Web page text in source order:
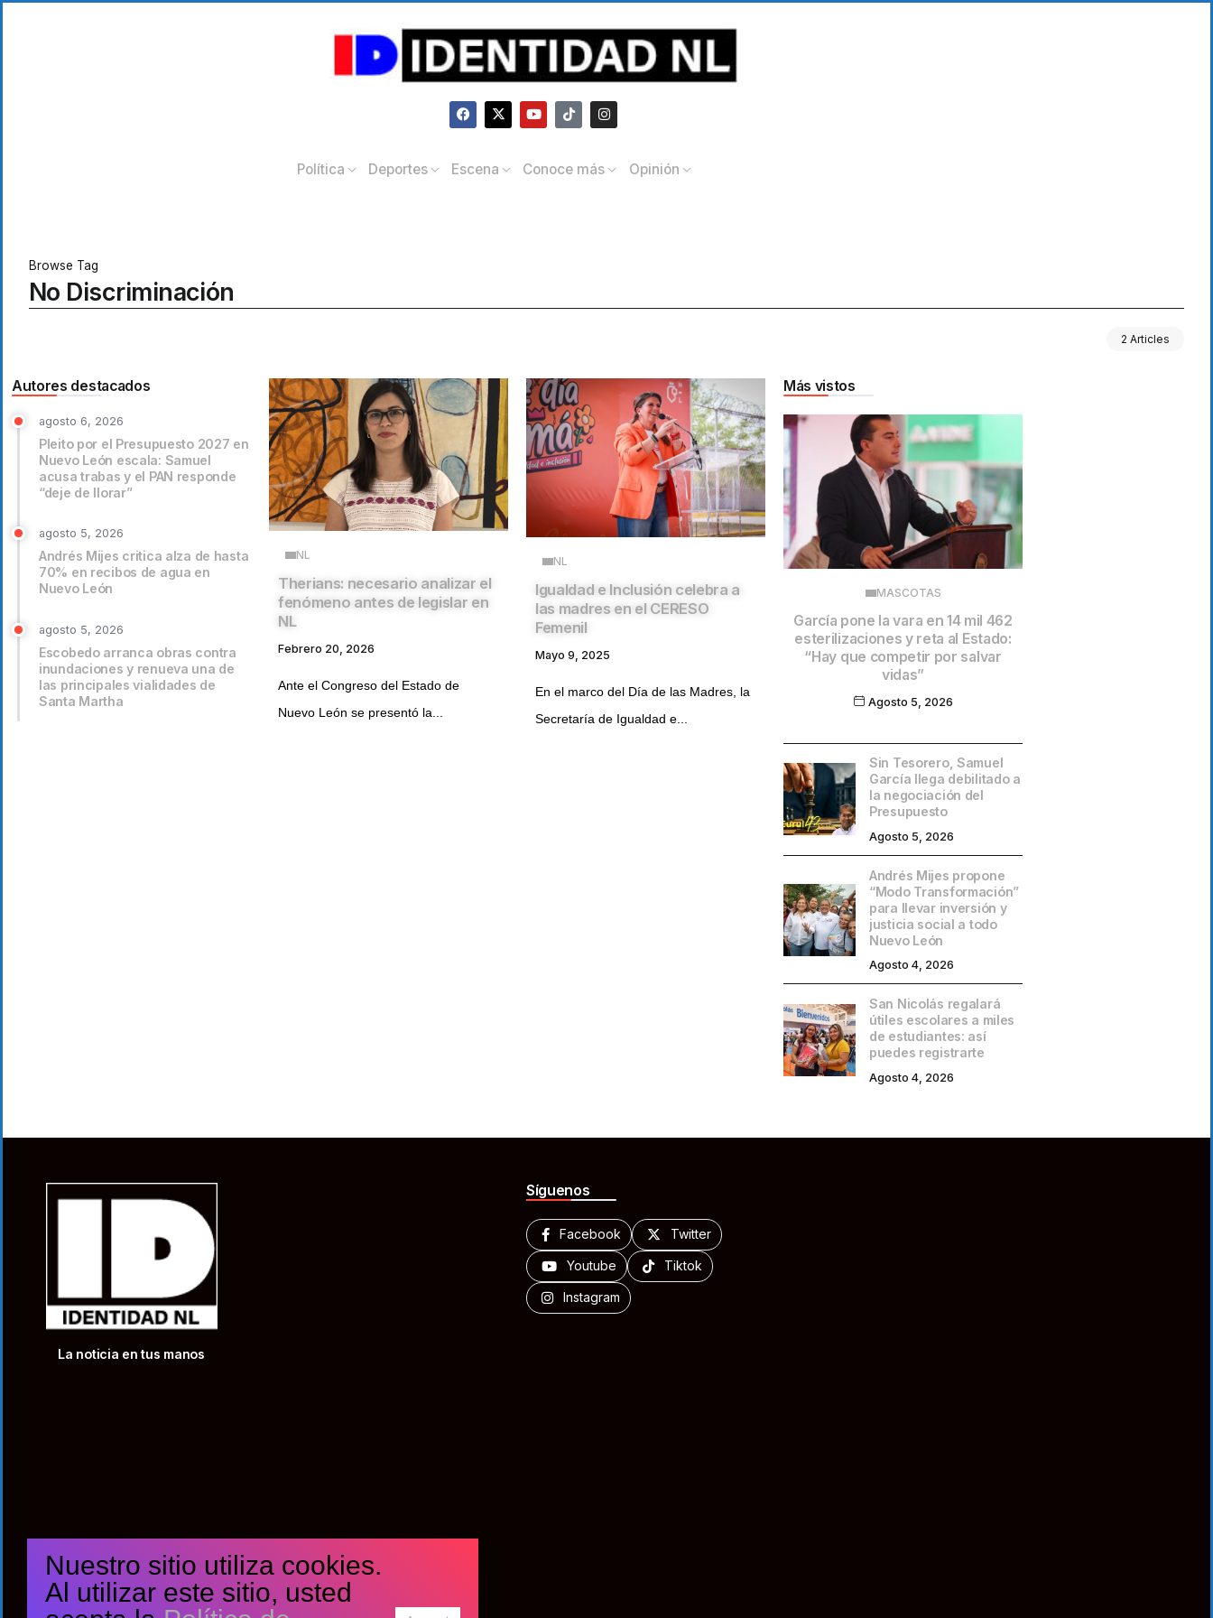
Política Deportes Escena Conoce más Opinión
Browse Tag
No Discriminación
2 Articles
Autores destacados
agosto 6, 2026
Pleito por el Presupuesto 2027 en
Nuevo León escala: Samuel
acusa trabas y el PAN responde
“deje de llorar”
agosto 5, 2026
Andrés Mijes critica alza de hasta
70% en recibos de agua en
Nuevo León
agosto 5, 2026
Escobedo arranca obras contra
inundaciones y renueva una de
las principales vialidades de
Santa Martha
NL
Therians: necesario analizar el
fenómeno antes de legislar en
NL
Febrero 20, 2026
Ante el Congreso del Estado de
Nuevo León se presentó la...
NL
Igualdad e Inclusión celebra a
las madres en el CERESO
Femenil
Mayo 9, 2025
En el marco del Día de las Madres, la
Secretaría de Igualdad e...
Más vistos
MASCOTAS
García pone la vara en 14 mil 462
esterilizaciones y reta al Estado:
“Hay que competir por salvar
vidas”
Agosto 5, 2026
Sin Tesorero, Samuel
García llega debilitado a
la negociación del
Presupuesto
Agosto 5, 2026
Andrés Mijes propone
“Modo Transformación”
para llevar inversión y
justicia social a todo
Nuevo León
Agosto 4, 2026
San Nicolás regalará
útiles escolares a miles
de estudiantes: así
puedes registrarte
Agosto 4, 2026
La noticia en tus manos
Síguenos
Facebook Twitter
Youtube Tiktok
Instagram
Nuestro sitio utiliza cookies.
Al utilizar este sitio, usted